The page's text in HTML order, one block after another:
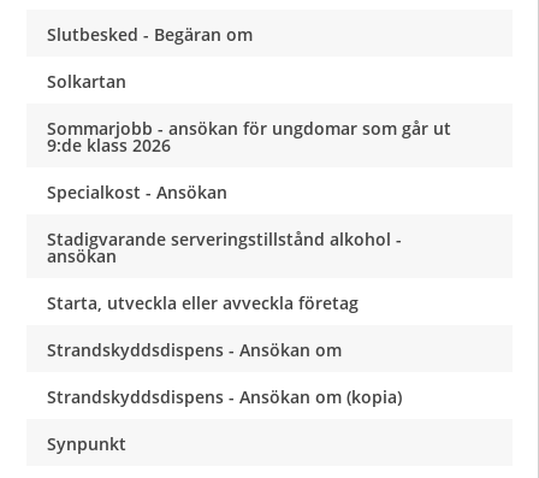
Slutbesked - Begäran om
Solkartan
Sommarjobb - ansökan för ungdomar som går ut
9:de klass 2026
Specialkost - Ansökan
Stadigvarande serveringstillstånd alkohol -
ansökan
Starta, utveckla eller avveckla företag
Strandskyddsdispens - Ansökan om
Strandskyddsdispens - Ansökan om (kopia)
Synpunkt